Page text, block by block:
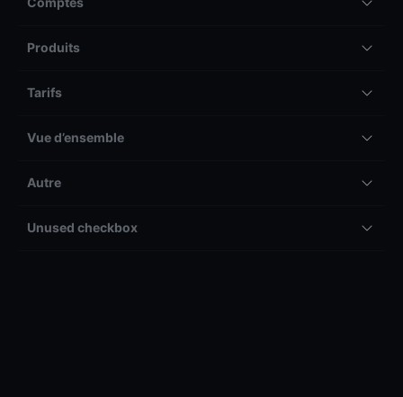
Produits
Tarifs
Vue d’ensemble
Autre
Unused checkbox